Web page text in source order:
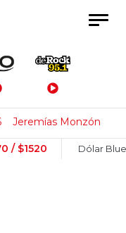
Jeremías Monzón
Dólar Blue: